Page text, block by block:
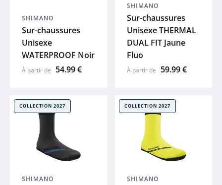
ABUS
R RAYMON
XLC
ZEFAL
SHIMANO
Sur-chaussures
Unisexe
WATERPROOF Noir
À partir de 54.99 €
SHIMANO
Sur-chaussures
Unisexe THERMAL
DUAL FIT Jaune
Fluo
À partir de 59.99 €
COLLECTION 2027
SHIMANO
COLLECTION 2027
SHIMANO